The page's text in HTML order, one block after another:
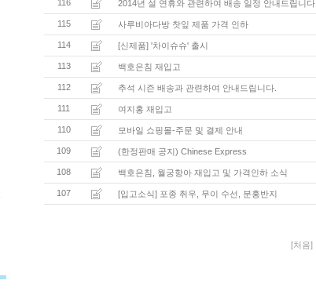
116 2014년 설 연휴와 관련하여 배송 일정 안내드립니다.
115 사루비아다방 찻잎 제품 가격 인하
114 [신제품] '차이슈슈' 출시
113 백호은침 재입고
112 추석 시즌 배송과 관련하여 안내드립니다.
111 여지홍 재입고
110 모바일 쇼핑몰-주문 및 결제 안내
109 (한정판매 공지) Chinese Express
108 백호은침, 월궁항아 재입고 및 가격인하 소식
107 [입고소식] 포종 취우, 무이 수선, 분홍반지
[처음]